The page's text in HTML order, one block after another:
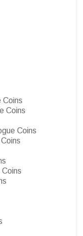
Coins
Coins
Coins